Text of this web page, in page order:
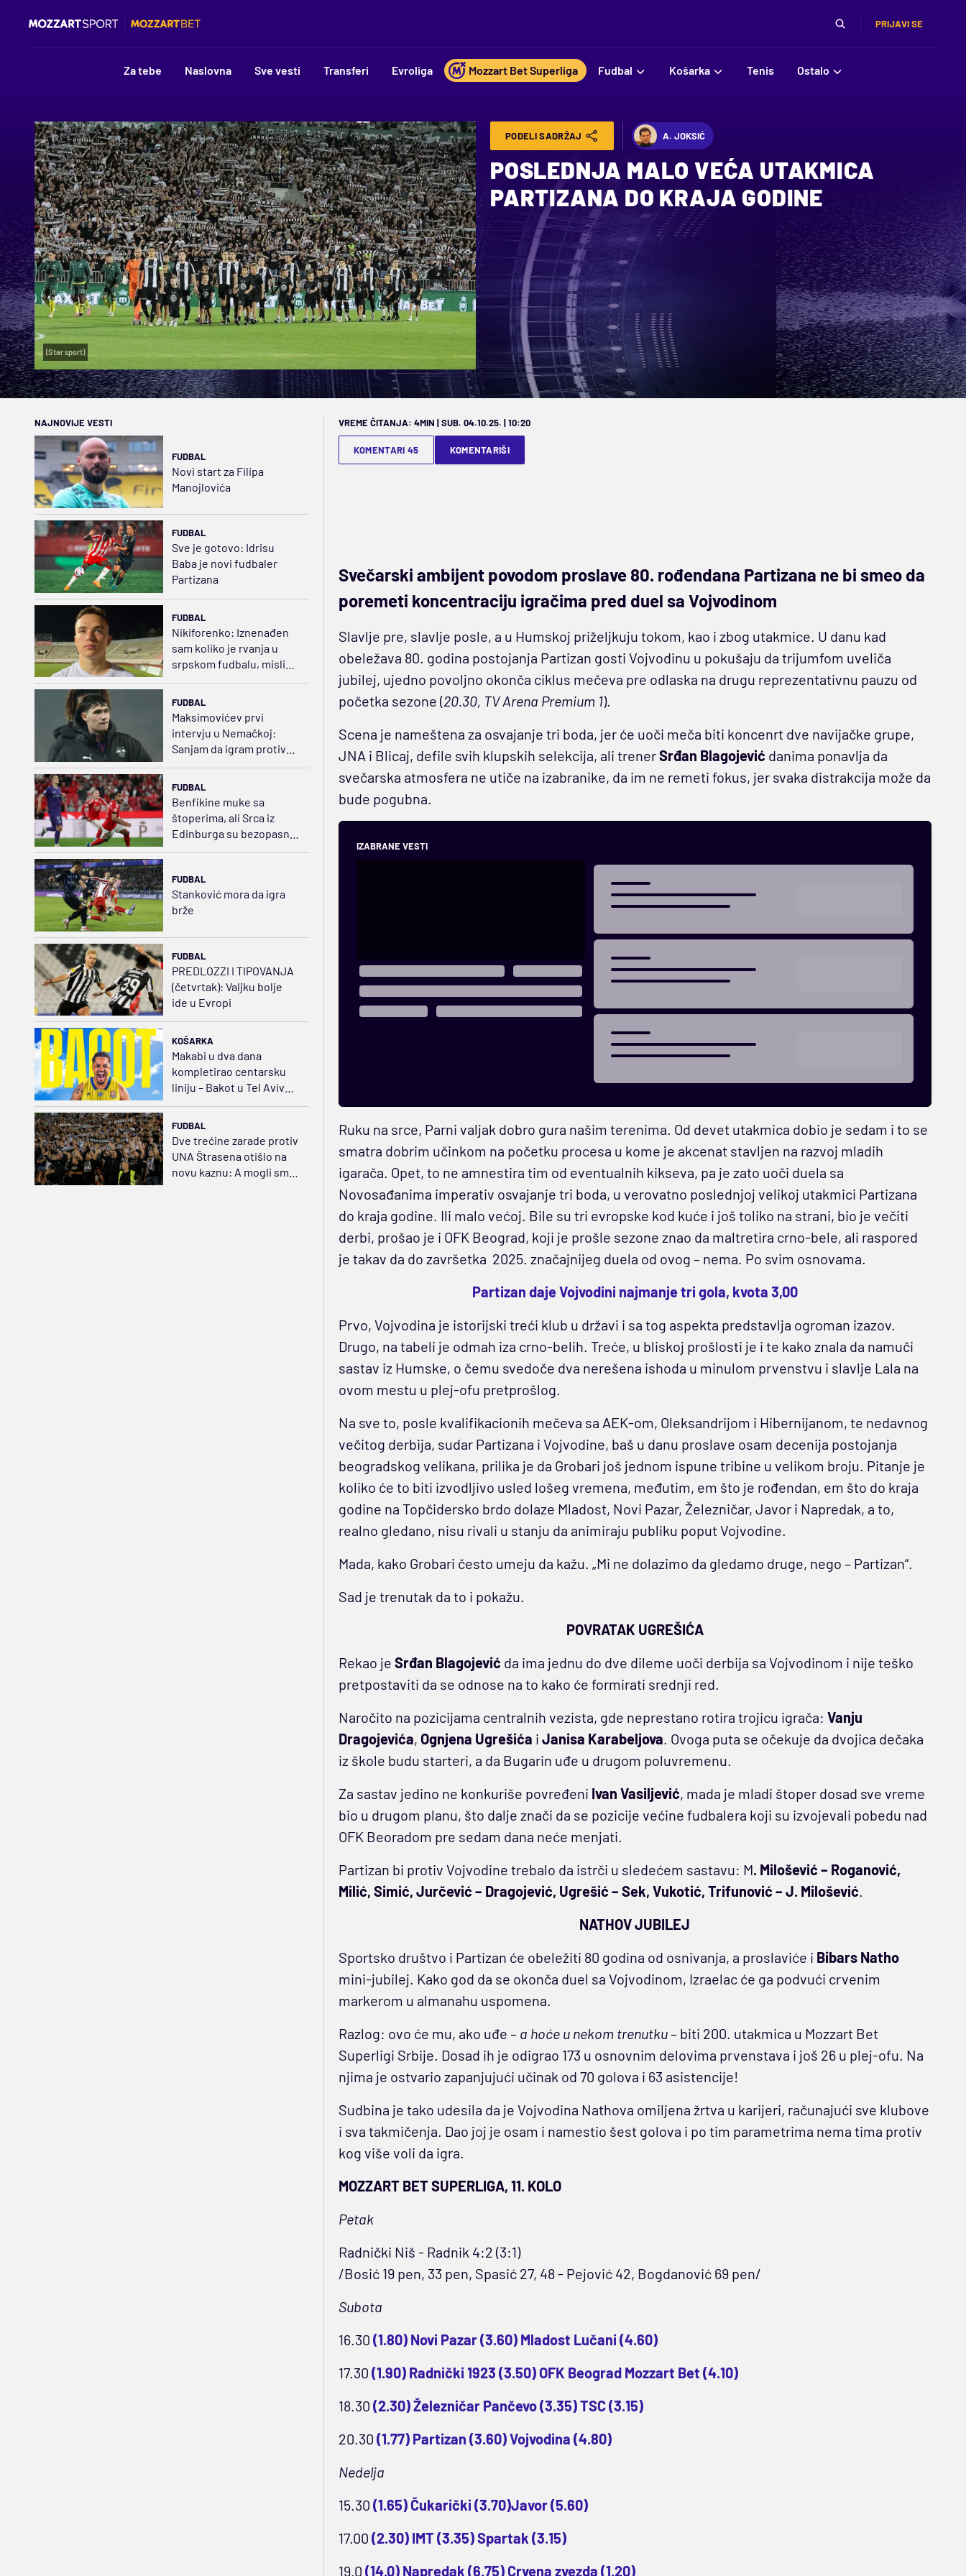
PRIJAVI SE
Za tebe Naslovna Sve vesti Transferi Evroliga Mozzart Bet Superliga Fudbal Košarka Tenis Ostalo
(Star sport)
PODELI SADRŽAJ A. JOKSIĆ
POSLEDNJA MALO VEĆA UTAKMICA
PARTIZANA DO KRAJA GODINE
NAJNOVIJE VESTI
FUDBAL
Novi start za Filipa
Manojlovića
FUDBAL
Sve je gotovo: Idrisu
Baba je novi fudbaler
Partizana
FUDBAL
Nikiforenko: Iznenađen
sam koliko je rvanja u
srpskom fudbalu, mislio
sam da će se igrati brže
FUDBAL
Maksimovićev prvi
intervju u Nemačkoj:
Sanjam da igram protiv
Zvezde u Ligi šampiona
FUDBAL
Benfikine muke sa
štoperima, ali Srca iz
Edinburga su bezopasna
FUDBAL
Stanković mora da igra
brže
FUDBAL
PREDLOZZI I TIPOVANJA
(četvrtak): Valjku bolje
ide u Evropi
KOŠARKA
Makabi u dva dana
kompletirao centarsku
liniju – Bakot u Tel Avivu
FUDBAL
Dve trećine zarade protiv
UNA Štrasena otišlo na
novu kaznu: A mogli smo
VREME ČITANJA: 4MIN | SUB. 04.10.25. | 10:20
KOMENTARI 45 KOMENTARIŠI
Svečarski ambijent povodom proslave 80. rođendana Partizana ne bi smeo da
poremeti koncentraciju igračima pred duel sa Vojvodinom
Slavlje pre, slavlje posle, a u Humskoj priželjkuju tokom, kao i zbog utakmice. U danu kad
obeležava 80. godina postojanja Partizan gosti Vojvodinu u pokušaju da trijumfom uveliča
jubilej, ujedno povoljno okonča ciklus mečeva pre odlaska na drugu reprezentativnu pauzu od
početka sezone (20.30, TV Arena Premium 1).
Scena je nameštena za osvajanje tri boda, jer će uoči meča biti koncenrt dve navijačke grupe,
JNA i Blicaj, defile svih klupskih selekcija, ali trenerSrđan Blagojević danima ponavlja da
svečarska atmosfera ne utiče na izabranike, da im ne remeti fokus, jer svaka distrakcija može da
bude pogubna.
IZABRANE VESTI
Ruku na srce, Parni valjak dobro gura našim terenima. Od devet utakmica dobio je sedam i to se
smatra dobrim učinkom na početku procesa u kome je akcenat stavljen na razvoj mladih
igarača. Opet, to ne amnestira tim od eventualnih kikseva, pa je zato uoči duela sa
Novosađanima imperativ osvajanje tri boda, u verovatno poslednjoj velikoj utakmici Partizana
do kraja godine. Ili malo većoj. Bile su tri evropske kod kuće i još toliko na strani, bio je večiti
derbi, prošao je i OFK Beograd, koji je prošle sezone znao da maltretira crno-bele, ali raspored
je takav da do završetka 2025. značajnijeg duela od ovog – nema. Po svim osnovama.
Partizan daje Vojvodini najmanje tri gola, kvota 3,00
Prvo, Vojvodina je istorijski treći klub u državi i sa tog aspekta predstavlja ogroman izazov.
Drugo, na tabeli je odmah iza crno-belih. Treće, u bliskoj prošlosti je i te kako znala da namuči
sastav iz Humske, o čemu svedoče dva nerešena ishoda u minulom prvenstvu i slavlje Lala na
ovom mestu u plej-ofu pretprošlog.
Na sve to, posle kvalifikacionih mečeva sa AEK-om, Oleksandrijom i Hibernijanom, te nedavnog
večitog derbija, sudar Partizana i Vojvodine, baš u danu proslave osam decenija postojanja
beogradskog velikana, prilika je da Grobari još jednom ispune tribine u velikom broju. Pitanje je
koliko će to biti izvodljivo usled lošeg vremena, međutim, em što je rođendan, em što do kraja
godine na Topčidersko brdo dolaze Mladost, Novi Pazar, Železničar, Javor i Napredak, a to,
realno gledano, nisu rivali u stanju da animiraju publiku poput Vojvodine.
Mada, kako Grobari često umeju da kažu. „Mi ne dolazimo da gledamo druge, nego – Partizan“.
Sad je trenutak da to i pokažu.
POVRATAK UGREŠIĆA
Rekao je Srđan Blagojević da ima jednu do dve dileme uoči derbija sa Vojvodinom i nije teško
pretpostaviti da se odnose na to kako će formirati srednji red.
Naročito na pozicijama centralnih vezista, gde neprestano rotira trojicu igrača: Vanju
Dragojevića, Ognjena Ugrešića i Janisa Karabeljova. Ovoga puta se očekuje da dvojica dečaka
iz škole budu starteri, a da Bugarin uđe u drugom poluvremenu.
Za sastav jedino ne konkuriše povređeni Ivan Vasiljević, mada je mladi štoper dosad sve vreme
bio u drugom planu, što dalje znači da se pozicije većine fudbalera koji su izvojevali pobedu nad
OFK Beoradom pre sedam dana neće menjati.
Partizan bi protiv Vojvodine trebalo da istrči u sledećem sastavu: M. Milošević – Roganović,
Milić, Simić, Jurčević – Dragojević, Ugrešić – Sek, Vukotić, Trifunović – J. Milošević.
NATHOV JUBILEJ
Sportsko društvo i Partizan će obeležiti 80 godina od osnivanja, a proslaviće i Bibars Natho
mini-jubilej. Kako god da se okonča duel sa Vojvodinom, Izraelac će ga podvući crvenim
markerom u almanahu uspomena.
Razlog: ovo će mu, ako uđe – a hoće u nekom trenutku– biti 200. utakmica u Mozzart Bet
Superligi Srbije. Dosad ih je odigrao 173 u osnovnim delovima prvenstava i još 26 u plej-ofu. Na
njima je ostvario zapanjujući učinak od 70 golova i 63 asistencije!
Sudbina je tako udesila da je Vojvodina Nathova omiljena žrtva u karijeri, računajući sve klubove
i sva takmičenja. Dao joj je osam i namestio šest golova i po tim parametrima nema tima protiv
kog više voli da igra.
MOZZART BET SUPERLIGA, 11. KOLO
Petak
Radnički Niš - Radnik 4:2 (3:1)
/Bosić 19 pen, 33 pen, Spasić 27, 48 - Pejović 42, Bogdanović 69 pen/
Subota
16.30 (1.80) Novi Pazar (3.60) Mladost Lučani (4.60)
17.30 (1.90) Radnički 1923 (3.50) OFK Beograd Mozzart Bet (4.10)
18.30 (2.30) Železničar Pančevo (3.35) TSC (3.15)
20.30 (1.77) Partizan (3.60) Vojvodina (4.80)
Nedelja
15.30 (1.65) Čukarički (3.70)Javor (5.60)
17.00 (2.30) IMT (3.35) Spartak (3.15)
19.0 (14.0) Napredak (6.75) Crvena zvezda (1.20)